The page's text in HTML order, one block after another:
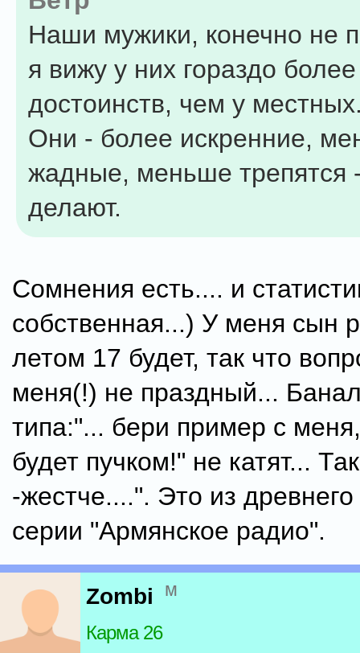
Наши мужики, конечно не
я вижу у них гораздо более
достоинств, чем у
Они - более искренние,
жадные, меньше трепятся
делают.
Сомнения есть.... и
собственная...) У меня сын
летом 17 будет, так что
меня(!) не праздный...
типа:"... бери пример с
будет пучком!" не катят...
-жестче....". Это из
серии "Армянское радио".
Zombi м
Карма 26